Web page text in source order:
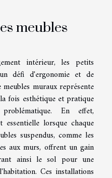
meubles
intérieur, les petits
défi d'ergonomie et de
muraux représente
fois esthétique et pratique
En effet,
lorsque chaque
suspendus, comme les
aux murs, offrent un gain
ainsi le sol pour une
Ces installations